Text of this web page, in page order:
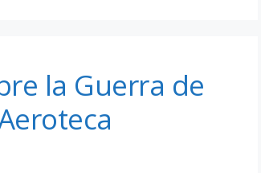
la Guerra de